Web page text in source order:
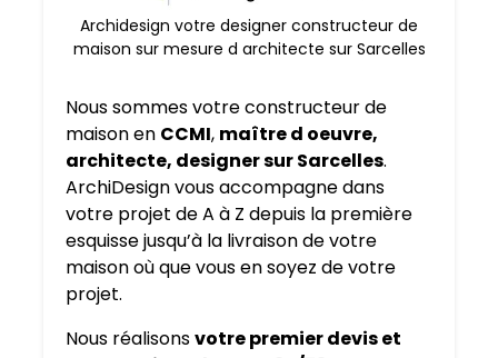
Archidesign votre designer constructeur de
maison sur mesure d architecte sur Sarcelles
Nous sommes votre constructeur de
maison en CCMI, maître d oeuvre,
architecte, designer sur Sarcelles.
ArchiDesign vous accompagne dans
votre projet de A à Z depuis la première
esquisse jusqu’à la livraison de votre
maison où que vous en soyez de votre
projet.
Nous réalisonsvotre premier devis et